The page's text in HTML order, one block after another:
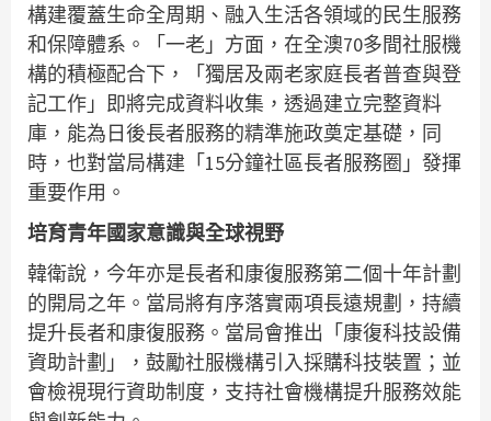
構建覆蓋生命全周期、融入生活各領域的民生服務
和保障體系。「一老」方面，在全澳70多間社服機
構的積極配合下，「獨居及兩老家庭長者普查與登
記工作」即將完成資料收集，透過建立完整資料
庫，能為日後長者服務的精準施政奠定基礎，同
時，也對當局構建「15分鐘社區長者服務圈」發揮
重要作用。
培育青年國家意識與全球視野
韓衛說，今年亦是長者和康復服務第二個十年計劃
的開局之年。當局將有序落實兩項長遠規劃，持續
提升長者和康復服務。當局會推出「康復科技設備
資助計劃」，鼓勵社服機構引入採購科技裝置；並
會檢視現行資助制度，支持社會機構提升服務效能